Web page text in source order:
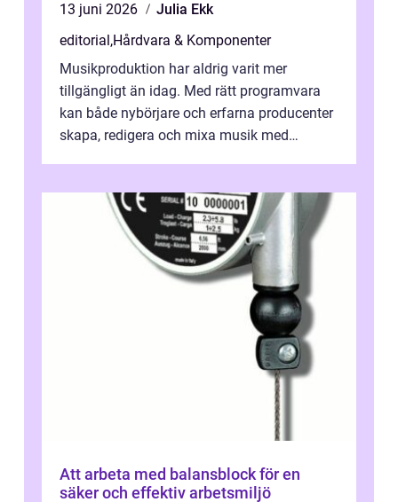
13 juni 2026
Julia Ekk
editorial,Hårdvara & Komponenter
Musikproduktion har aldrig varit mer
tillgängligt än idag. Med rätt programvara
kan både nybörjare och erfarna producenter
skapa, redigera och mixa musik med
Att arbeta med balansblock för en
säker och effektiv arbetsmiljö